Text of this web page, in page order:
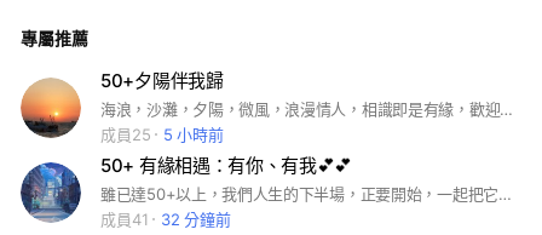
專屬推薦
50+夕陽伴我歸
海浪，沙灘，夕陽，微風，浪漫情人，相識即是有緣，歡迎50+的您加入！
成員25
5 小時前
50+ 有緣相遇：有你、有我💕💕
雖已達50+以上，我們人生的下半場，正要開始，一起把它活得精彩、活得漂亮！ #音樂 #心情
成員41
32 分鐘前